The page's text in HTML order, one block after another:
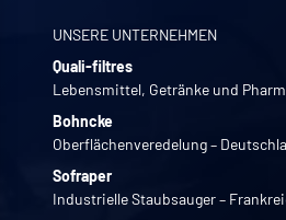
UNSERE UNTERNEHMEN
Quali-filtres
Lebensmittel, Getränke und
Bohncke
Oberflächenveredelung –
Sofraper
Industrielle Staubsauger –